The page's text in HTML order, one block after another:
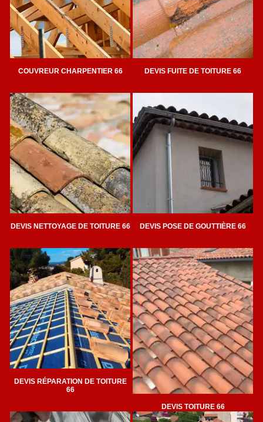
COUVREUR CHARPENTIER 66 DEVIS FUITE DE TOITURE 66
DEVIS NETTOYAGE DE TOITURE 66 DEVIS POSE DE GOUTTIÈRE 66
DEVIS RÉPARATION DE TOITURE
66
DEVIS TOITURE 66